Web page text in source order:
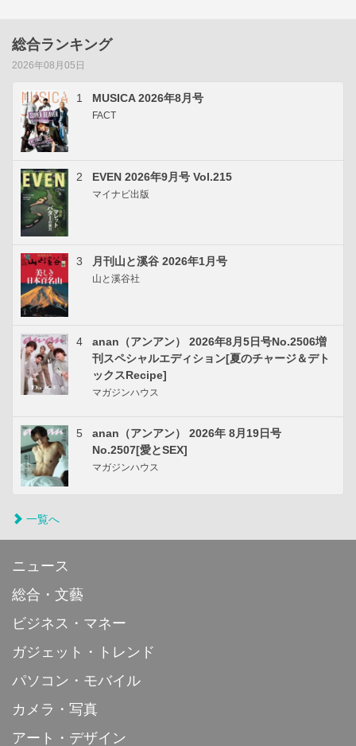
総合ランキング
2026年08月05日
1 MUSICA 2026年8月号
FACT
2 EVEN 2026年9月号 Vol.215
マイナビ出版
3 月刊山と溪谷 2026年1月号
山と溪谷社
4
anan（アンアン） 2026年8月5日号No.2506増
刊スペシャルエディション[夏のチャージ＆デト
ックスRecipe]
マガジンハウス
5
anan（アンアン） 2026年 8月19日号
No.2507[愛とSEX]
マガジンハウス
一覧へ
ニュース
総合・文藝
ビジネス・マネー
ガジェット・トレンド
パソコン・モバイル
カメラ・写真
アート・デザイン